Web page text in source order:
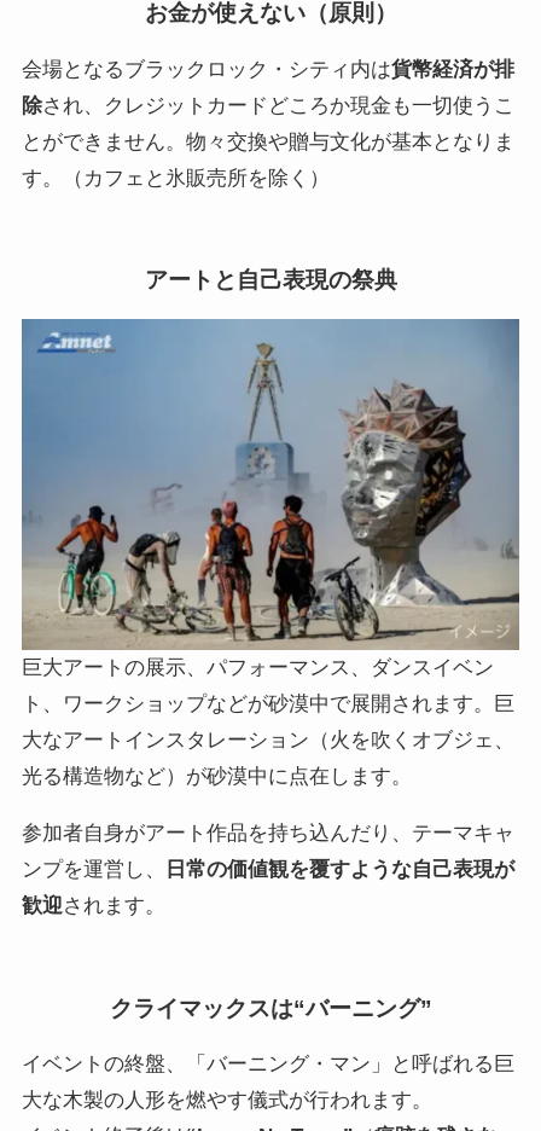
お金が使えない（原則）
会場となるブラックロック・シティ内は貨幣経済が排
除され、クレジットカードどころか現金も一切使うこ
とができません。物々交換や贈与文化が基本となりま
す。（カフェと氷販売所を除く）
アートと自己表現の祭典
巨大アートの展示、パフォーマンス、ダンスイベン
ト、ワークショップなどが砂漠中で展開されます。巨
大なアートインスタレーション（火を吹くオブジェ、
光る構造物など）が砂漠中に点在します。
参加者自身がアート作品を持ち込んだり、テーマキャ
ンプを運営し、
日常の価値観を覆すような自己表現が
歓迎されます。
クライマックスは“バーニング”
イベントの終盤、「バーニング・マン」と呼ばれる巨
大な木製の人形を燃やす儀式が行われます。